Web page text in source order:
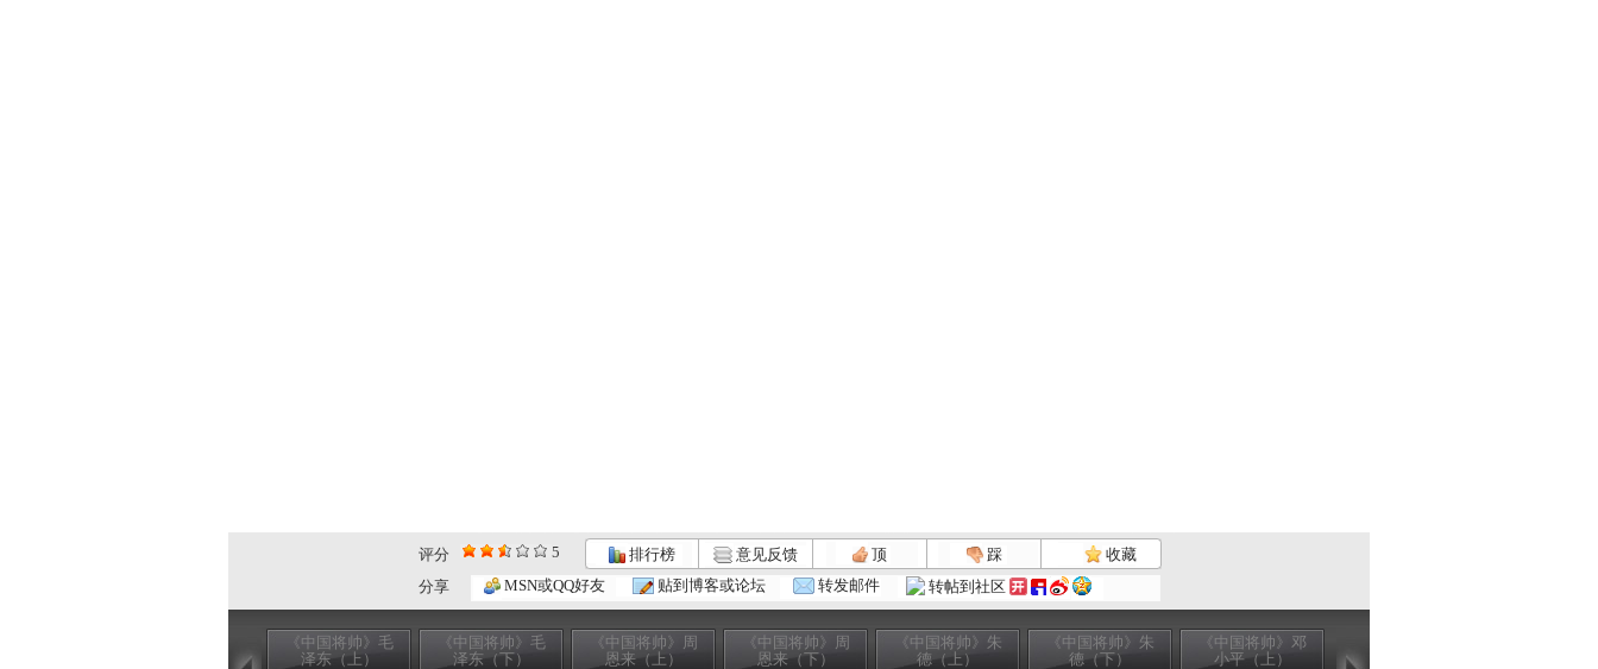
评分 5 排行榜 意见反馈 顶 踩
收藏
分享
MSN或QQ好友 贴到博客或论坛 转发邮件 转帖到社区
《中国将帅》毛
泽东（上）
《中国将帅》毛
泽东（下）
《中国将帅》周
恩来（上）
《中国将帅》周
恩来（下）
《中国将帅》朱
德（上）
《中国将帅》朱
德（下）
《中国将帅》邓
小平（上）